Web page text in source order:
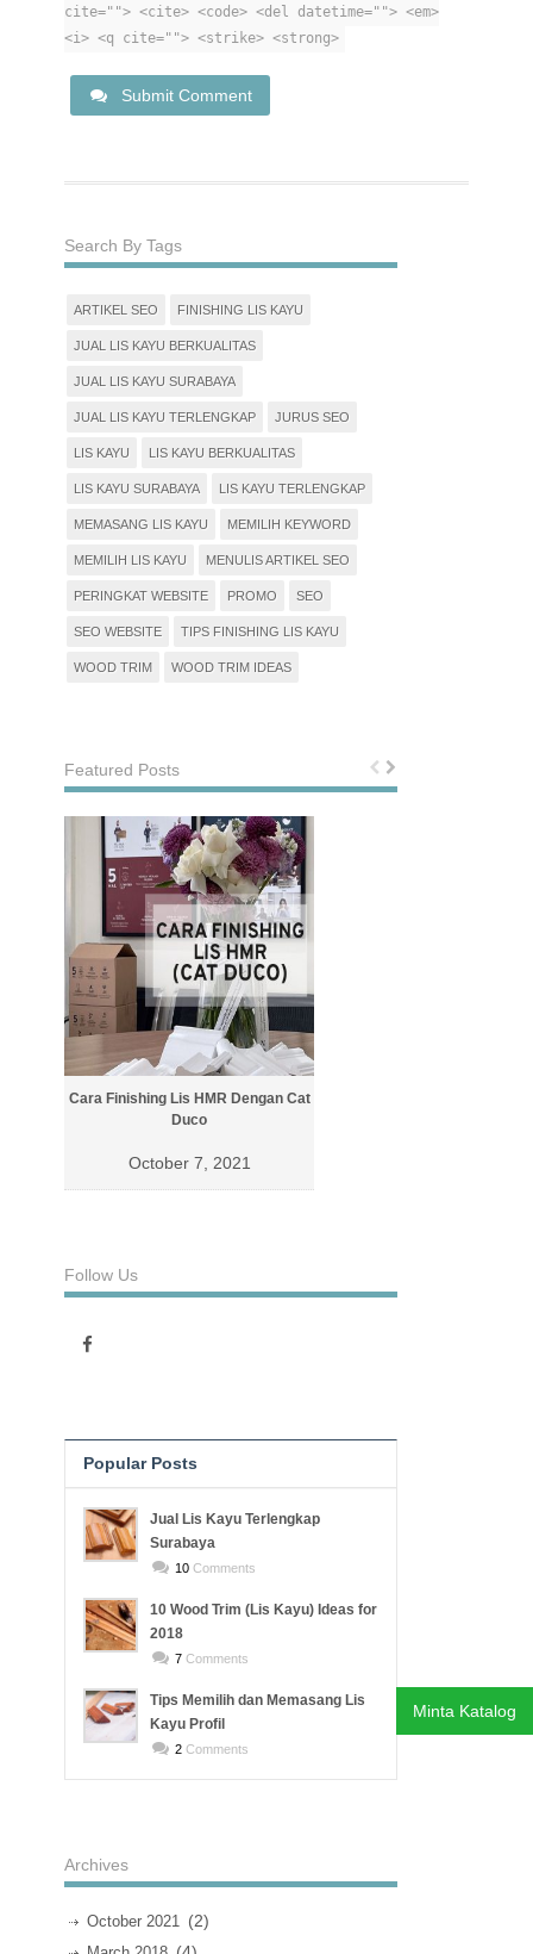
cite=""> <cite> <code> <del datetime=""> <em>
<i> <q cite=""> <strike> <strong>
Submit Comment
Search By Tags
ARTIKEL SEO FINISHING LIS KAYU
JUAL LIS KAYU BERKUALITAS
JUAL LIS KAYU SURABAYA
JUAL LIS KAYU TERLENGKAP JURUS SEO
LIS KAYU LIS KAYU BERKUALITAS
LIS KAYU SURABAYA LIS KAYU TERLENGKAP
MEMASANG LIS KAYU MEMILIH KEYWORD
MEMILIH LIS KAYU MENULIS ARTIKEL SEO
PERINGKAT WEBSITE PROMO SEO
SEO WEBSITE TIPS FINISHING LIS KAYU
WOOD TRIM WOOD TRIM IDEAS
Featured Posts
Cara Finishing Lis HMR Dengan Cat
Duco
October 7, 2021
Follow Us
Popular Posts
Recent PostsJual Lis Kayu Terlengkap
Surabaya
10Comments
10 Wood Trim (Lis Kayu) Ideas for
2018
7Comments
Tips Memilih dan Memasang Lis
Kayu Profil
2Comments
Archives
October 2021 (2)
Minta Katalog